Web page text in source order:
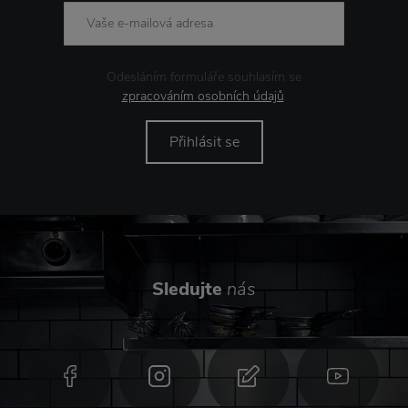
Odesláním formuláře souhlasím se
zpracováním osobních údajů.
Přihlásit se
Sledujte nás